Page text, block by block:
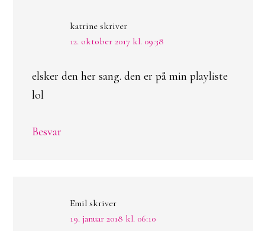
katrine skriver
12. oktober 2017 kl. 09:38
elsker den her sang. den er på min playliste
lol
Besvar
Emil skriver
19. januar 2018 kl. 06:10